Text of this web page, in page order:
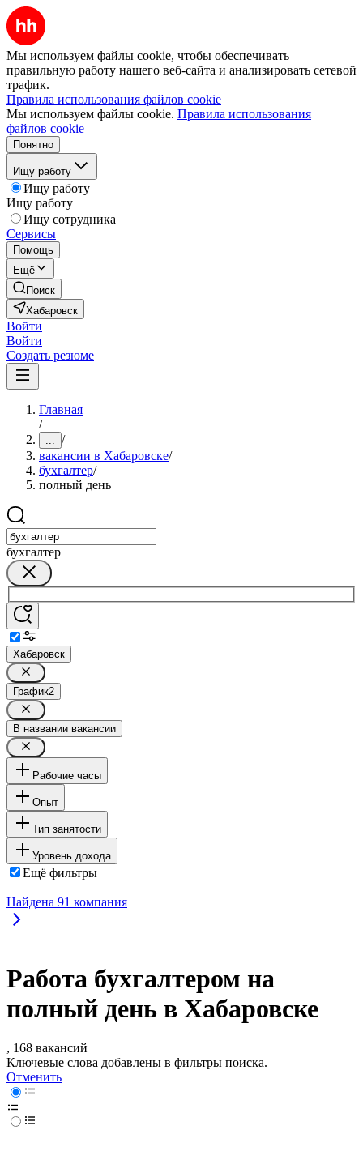
Мы используем файлы cookie, чтобы обеспечивать
правильную работу нашего веб-сайта и анализировать сетевой
трафик.
Правила использования файлов cookie
Мы используем файлы cookie. Правила использования
файлов cookie
Понятно
Ищу работу
Ищу работу
Ищу работу
Ищу сотрудника
Сервисы
Помощь
Ещё
Поиск
Хабаровск
Войти
Войти
Создать резюме
Главная
/
... /
вакансии в Хабаровске/
бухгалтер/
полный день
бухгалтер
Хабаровск
График2
В названии вакансии
Рабочие часы
Опыт
Тип занятости
Уровень дохода
Ещё фильтры
Найдена 91 компания
Работа бухгалтером на
полный день в Хабаровске
, 168 вакансий
Ключевые слова добавлены в фильтры поиска.
Отменить